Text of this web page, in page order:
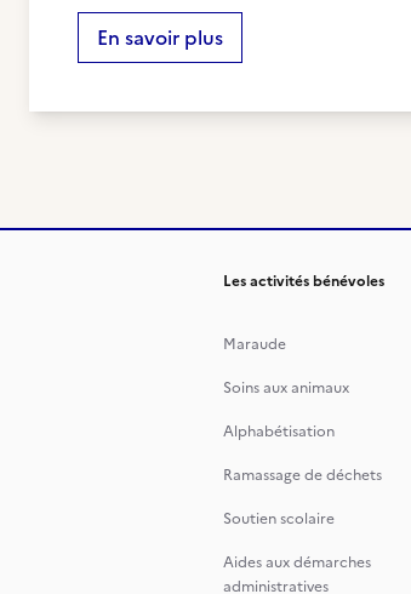
En savoir plus
Les activités bénévoles
Maraude
Soins aux animaux
Alphabétisation
Ramassage de déchets
Soutien scolaire
Aides aux démarches
administratives